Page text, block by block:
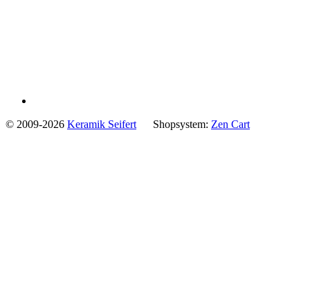
© 2009-2026 Keramik Seifert Shopsystem: Zen Cart